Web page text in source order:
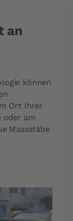
an
können
Ort Ihrer
oder am
Massstäbe